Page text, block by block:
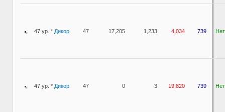
47 ур. * Дикор 47 17,205 1,233 4,034 739 Нет
47 ур. * Дикор 47 0 3 19,820 739 Нет